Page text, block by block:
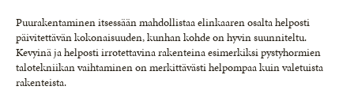
Puurakentaminen itsessään mahdollistaa elinkaaren osalta helposti
päivitettävän kokonaisuuden, kunhan kohde on hyvin suunniteltu.
Kevyinä ja helposti irrotettavina rakenteina esimerkiksi pystyhormien
talotekniikan vaihtaminen on merkittävästi helpompaa kuin valetuista
rakenteista.